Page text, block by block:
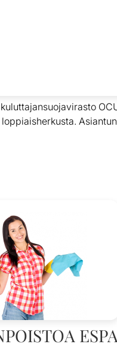
loppiaisherkusta.